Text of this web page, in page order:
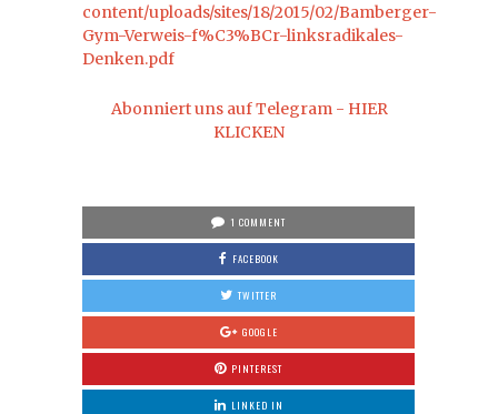
content/uploads/sites/18/2015/02/Bamberger-
Gym-Verweis-f%C3%BCr-linksradikales-
Denken.pdf
Abonniert uns auf Telegram - HIER
KLICKEN
1 COMMENT
FACEBOOK
TWITTER
GOOGLE
PINTEREST
LINKED IN